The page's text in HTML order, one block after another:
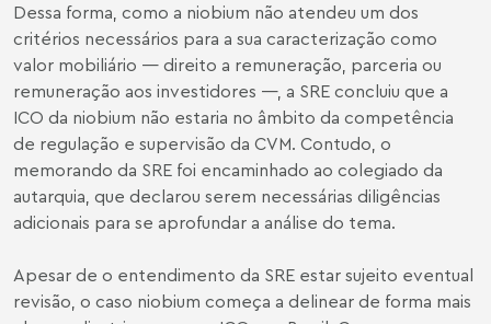
Dessa forma, como a niobium não atendeu um dos
critérios necessários para a sua caracterização como
valor mobiliário — direito a remuneração, parceria ou
remuneração aos investidores —, a SRE concluiu que a
ICO da niobium não estaria no âmbito da competência
de regulação e supervisão da CVM. Contudo, o
memorando da SRE foi encaminhado ao colegiado da
autarquia, que declarou serem necessárias diligências
adicionais para se aprofundar a análise do tema.
Apesar de o entendimento da SRE estar sujeito eventual
revisão, o caso niobium começa a delinear de forma mais